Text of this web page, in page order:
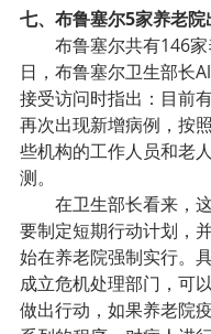
七、布鲁塞尔5家养老
布鲁塞尔共有146
日，布鲁塞尔卫生部长
接受访问时指出：目前
再次出现新增病例，按
些机构的工作人员和老
测。
在卫生部长看来，
要制定短期行动计划，
始在养老院强制实行。
成立危机处理部门，可
做出行动，如果养老院